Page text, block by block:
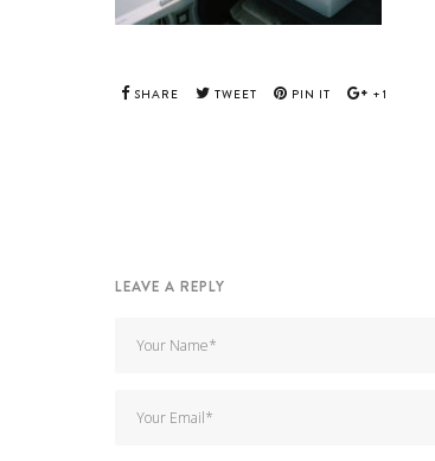
SHARE TWEET PIN IT +1
LEAVE A REPLY